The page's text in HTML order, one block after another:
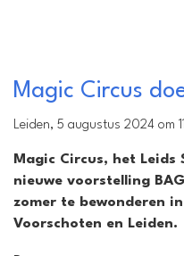
Magic Circus
Leiden, 5 augustus 2024 om
Magic Circus, het
nieuwe voorstelling
zomer te bewonderen
Voorschoten en Leiden.